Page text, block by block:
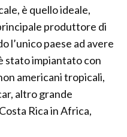
è quello ideale,
produttore di
l’unico paese ad avere
stato impiantato con
americani tropicali,
altro grande
Rica in Africa,